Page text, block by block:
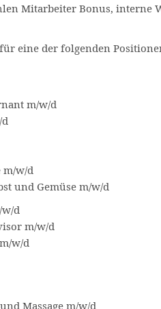
Mitarbeiter Bonus, interne
eine der folgenden
m/w/d
m/w/d
und Gemüse m/w/d
d
m/w/d
w/d
Massage m/w/d